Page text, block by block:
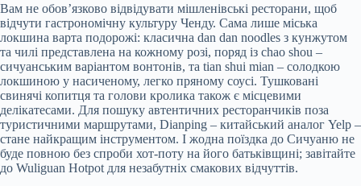
Вам не обов’язково відвідувати мішленівські ресторани, щоб
відчути гастрономічну культуру Ченду. Сама лише міська
локшина варта подорожі: класична dan dan noodles з кунжутом
та чилі представлена на кожному розі, поряд із chao shou –
сичуанським варіантом вонтонів, та tian shui mian – солодкою
локшиною у насиченому, легко пряному соусі. Тушковані
свинячі копитця та голови кролика також є місцевими
делікатесами. Для пошуку автентичних ресторанчиків поза
туристичними маршрутами, Dianping – китайський аналог Yelp –
стане найкращим інструментом. І жодна поїздка до Сичуаню не
буде повною без спроби хот-поту на його батьківщині; завітайте
до Wuliguan Hotpot для незабутніх смакових відчуттів.